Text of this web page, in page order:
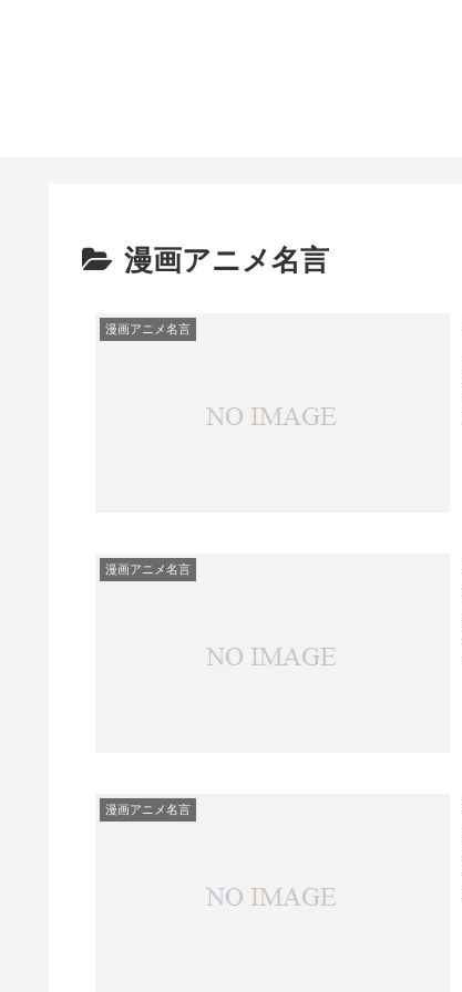
漫画アニメ名言
漫画アニメ名言
漫画アニメ名言
漫画アニメ名言